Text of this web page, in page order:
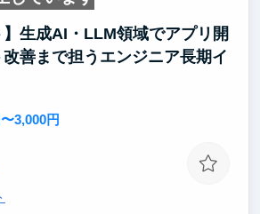
をする前よりも企業の見え方や自分
考え方が大きく変わり新しい視点で物
になりました。 だからこそ、弊社で
にも同じように新しい視点や新しい
】生成AI・LLM領域でアプリ開
善まで担うエンジニア長期イ
3,000円